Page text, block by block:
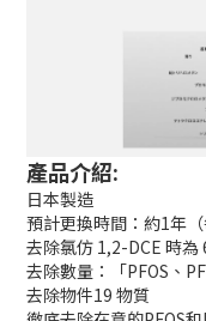
產品介紹:
日本製造
預計更換時間：約1年
去除氯仿 1,2-DCE 時為
去除數量：「PFOS、
去除物件19 物質